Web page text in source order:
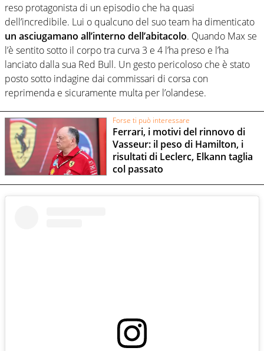
reso protagonista di un episodio che ha quasi
dell’incredibile. Lui o qualcuno del suo team ha dimenticato
un asciugamano all’interno dell’abitacolo. Quando Max se
l’è sentito sotto il corpo tra curva 3 e 4 l’ha preso e l’ha
lanciato dalla sua Red Bull. Un gesto pericoloso che è stato
posto sotto indagine dai commissari di corsa con
reprimenda e sicuramente multa per l’olandese.
Forse ti può interessare
Ferrari, i motivi del rinnovo di
Vasseur: il peso di Hamilton, i
risultati di Leclerc, Elkann taglia
col passato